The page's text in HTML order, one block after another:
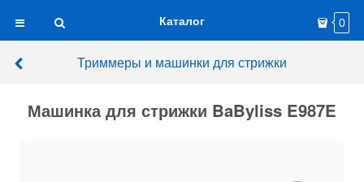
Каталог 0
Триммеры и машинки для стрижки
Машинка для стрижки BaByliss E987E